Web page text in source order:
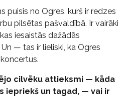
puisis no Ogres, kurš ir redzes
pilsētas pašvaldībā. Ir vairāki
iesaistās dažādās
— tas ir lieliski, ka Ogres
cilvēku attieksmi — kāda
iepriekš un tagad, — vai ir